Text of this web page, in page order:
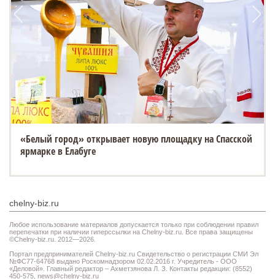
«Белый город» открывает новую площадку на Спасской
ярмарке в Елабуге
ESTEO MX уже в ТТС: 3 экрана, искусственный интеллект
и полный привод
chelny-biz.ru
Любое использование материалов допускается только при соблюдении правил
перепечатки при наличии гиперссылки на Chelny-biz.ru. Все права защищены
©Chelny-biz.ru. 2012—2026.
Портал предпринимателей Chelny-biz.ru Свидетельство о регистрации СМИ Эл
№ФС77-64768 выдано Роскомнадзором 02.02.2016 г. Учредитель - ООО
«Деловой». Главный редактор – Ахметзянова Л. З. Контакты редакции: (8552)
450-575, news@chelny-biz.ru